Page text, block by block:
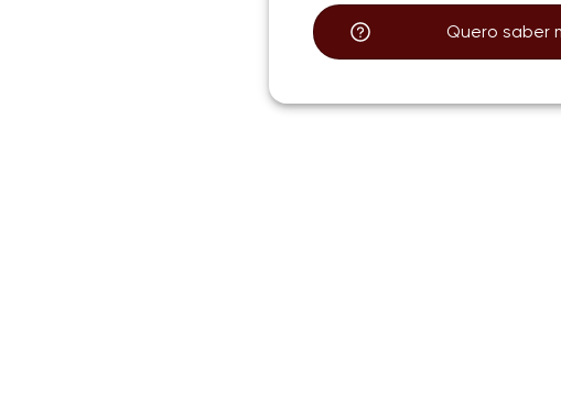
Quero saber